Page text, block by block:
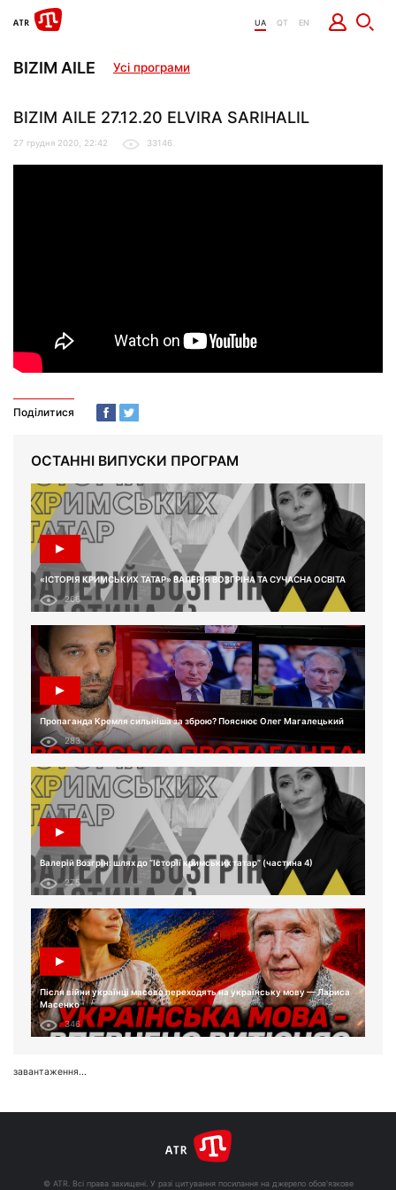
UA QT EN
BIZIM AILE Усі програми
BIZIM AILE 27.12.20 ELVIRA SARIHALIL
27 грудня 2020, 22:42 33146
Поділитися
ОСТАННІ ВИПУСКИ ПРОГРАМ
«ІСТОРІЯ КРИМСЬКИХ ТАТАР» ВАЛЕРІЯ ВОЗГРІНА ТА СУЧАСНА ОСВІТА
266
Пропаганда Кремля сильніша за зброю? Пояснює Олег Магалецький
283
Валерій Возгрін: шлях до “Історії кримських татар” (частина 4)
275
Після війни українці масово переходять на українську мову — Лариса
Масенко
346
завантаження...
© ATR. Всі права захищені. У разі цитування посилання на джерело обов'язкове